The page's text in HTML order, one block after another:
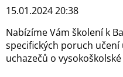
15.01.2024 20:38
Nabízíme Vám školení k
specifických poruch
uchazečů o